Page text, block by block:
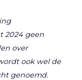
2024 geen
over
ook wel de
genoemd.